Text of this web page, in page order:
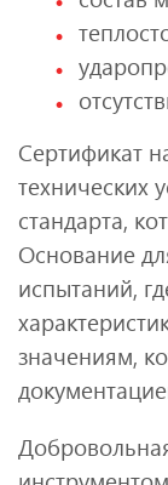
Сертификат
технических
стандарта,
Основание
испытаний,
значениям,